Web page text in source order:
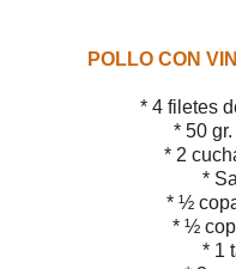
POLLO CON
* 4 filetes
* 50
* 2
*
* ½
* ½
* 1